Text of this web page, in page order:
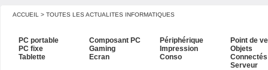
ACCUEIL > TOUTES LES ACTUALITES INFORMATIQUES
PC portable
PC fixe
Tablette
Composant PC
Gaming
Ecran
Périphérique
Impression
Conso
Point de
Objets
Connectés
Serveur